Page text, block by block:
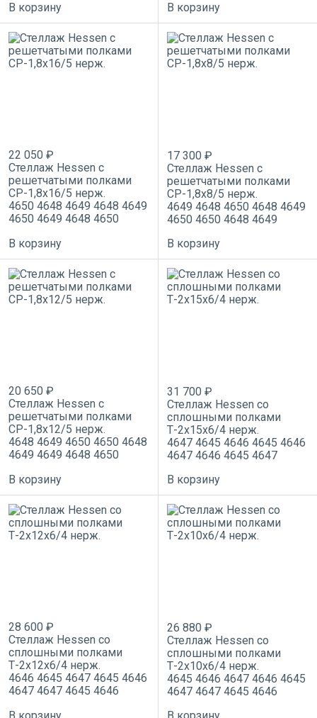
В корзину
В корзину
22 050 ₽
Стеллаж Hessen с
решетчатыми полками
СР-1,8х16/5 нерж.
4650 4648 4649 4648 4649
4650 4649 4648 4650
В корзину
17 300 ₽
Стеллаж Hessen с
решетчатыми полками
СР-1,8х8/5 нерж.
4649 4648 4650 4648 4649
4650 4650 4648 4649
В корзину
20 650 ₽
Стеллаж Hessen с
решетчатыми полками
СР-1,8х12/5 нерж.
4648 4649 4650 4650 4648
4649 4649 4648 4650
В корзину
31 700 ₽
Стеллаж Hessen со
сплошными полками
Т-2х15х6/4 нерж.
4647 4645 4646 4645 4646
4647 4646 4645 4647
В корзину
28 600 ₽
Стеллаж Hessen со
сплошными полками
Т-2х12х6/4 нерж.
4646 4645 4647 4645 4646
4647 4647 4645 4646
26 880 ₽
Стеллаж Hessen со
сплошными полками
Т-2х10х6/4 нерж.
4645 4646 4647 4646 4645
4647 4647 4645 4646